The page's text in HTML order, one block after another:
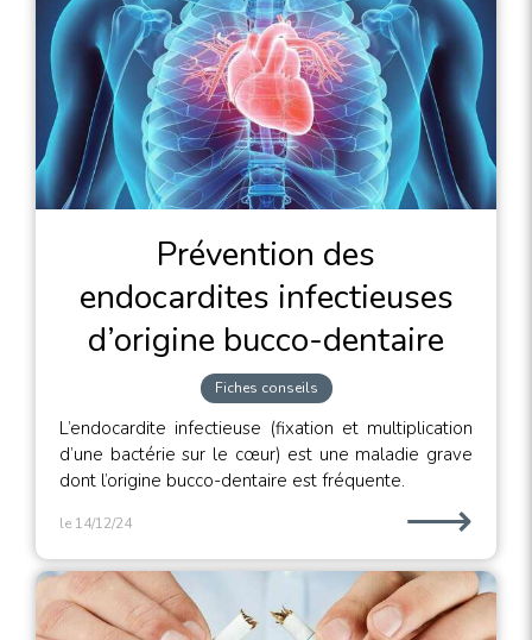
Prévention des
endocardites infectieuses
d’origine bucco-dentaire
Fiches conseils
L’endocardite infectieuse (fixation et multiplication
d’une bactérie sur le cœur) est une maladie grave
dont l’origine bucco-dentaire est fréquente.
le 14/12/24 ⟶